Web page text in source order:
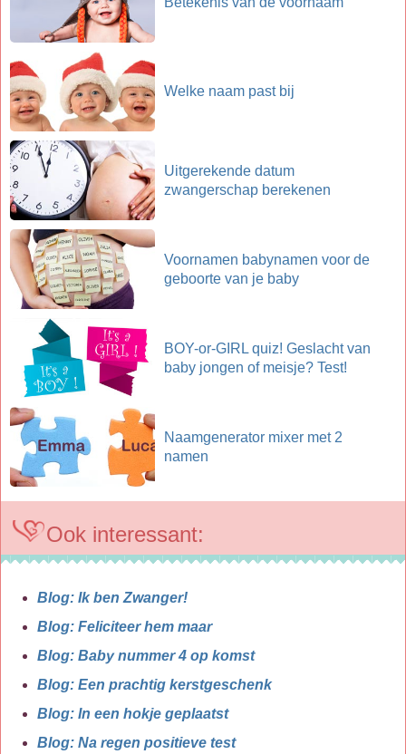
Welke naam past bij
Uitgerekende datum
zwangerschap berekenen
Voornamen babynamen voor de
geboorte van je baby
BOY-or-GIRL quiz! Geslacht van
baby jongen of meisje? Test!
Naamgenerator mixer met 2
namen
Ook interessant:
Blog: Ik ben Zwanger!
Blog: Feliciteer hem maar
Blog: Baby nummer 4 op komst
Blog: Een prachtig kerstgeschenk
Blog: In een hokje geplaatst
Blog: Na regen positieve test